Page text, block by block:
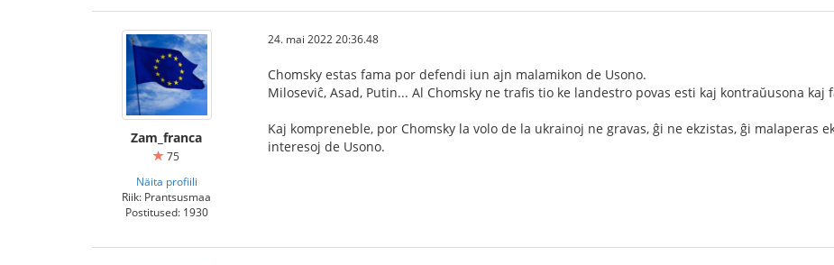
Zam_franca
75
Näita profiili
Riik: Prantsusmaa
Postitused: 1930
24. mai 2022 20:36.48
Chomsky estas fama por defendi iun ajn malamikon de Usono.
Miloseviĉ, Asad, Putin... Al Chomsky ne trafis tio ke landestro povas esti kaj kontraŭusona
Kaj kompreneble, por Chomsky la volo de la ukrainoj ne gravas, ĝi ne ekzistas, ĝi malaperas
interesoj de Usono.